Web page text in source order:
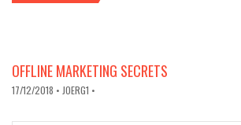
OFFLINE MARKETING SECRETS
17/12/2018 • JOERG1 •